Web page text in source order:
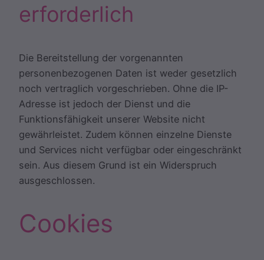
erforderlich
Die Bereitstellung der vorgenannten
personenbezogenen Daten ist weder gesetzlich
noch vertraglich vorgeschrieben. Ohne die IP-
Adresse ist jedoch der Dienst und die
Funktionsfähigkeit unserer Website nicht
gewährleistet. Zudem können einzelne Dienste
und Services nicht verfügbar oder eingeschränkt
sein. Aus diesem Grund ist ein Widerspruch
ausgeschlossen.
Cookies